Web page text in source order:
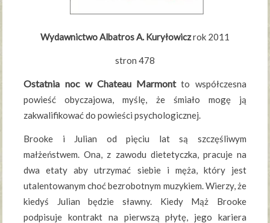
Wydawnictwo Albatros A. Kuryłowiczrok 2011
stron 478
Ostatnia noc w Chateau Marmontto współczesna
powieść obyczajowa, myślę, że śmiało mogę ją
zakwalifikować do powieści psychologicznej.
Brooke i Julian od pięciu lat są szczęśliwym
małżeństwem. Ona, z zawodu dietetyczka, pracuje na
dwa etaty aby utrzymać siebie i męża, który jest
utalentowanym choć bezrobotnym muzykiem. Wierzy, że
kiedyś Julian będzie sławny. Kiedy Mąż Brooke
podpisuje kontrakt na pierwszą płytę, jego kariera